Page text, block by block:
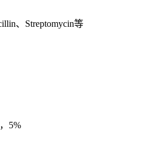
、Streptomycin等
5%